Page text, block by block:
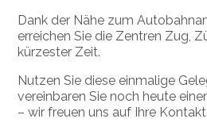
Dank der Nähe zum
erreichen Sie die Zentren Zug,
kürzester Zeit.
Nutzen Sie diese einmalige
vereinbaren Sie noch heute
– wir freuen uns auf Ihre